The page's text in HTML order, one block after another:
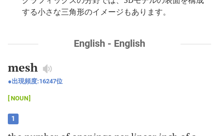
する小さな三角形のイメージもあります。
English - English
mesh
出現頻度:16247位
NOUN
1